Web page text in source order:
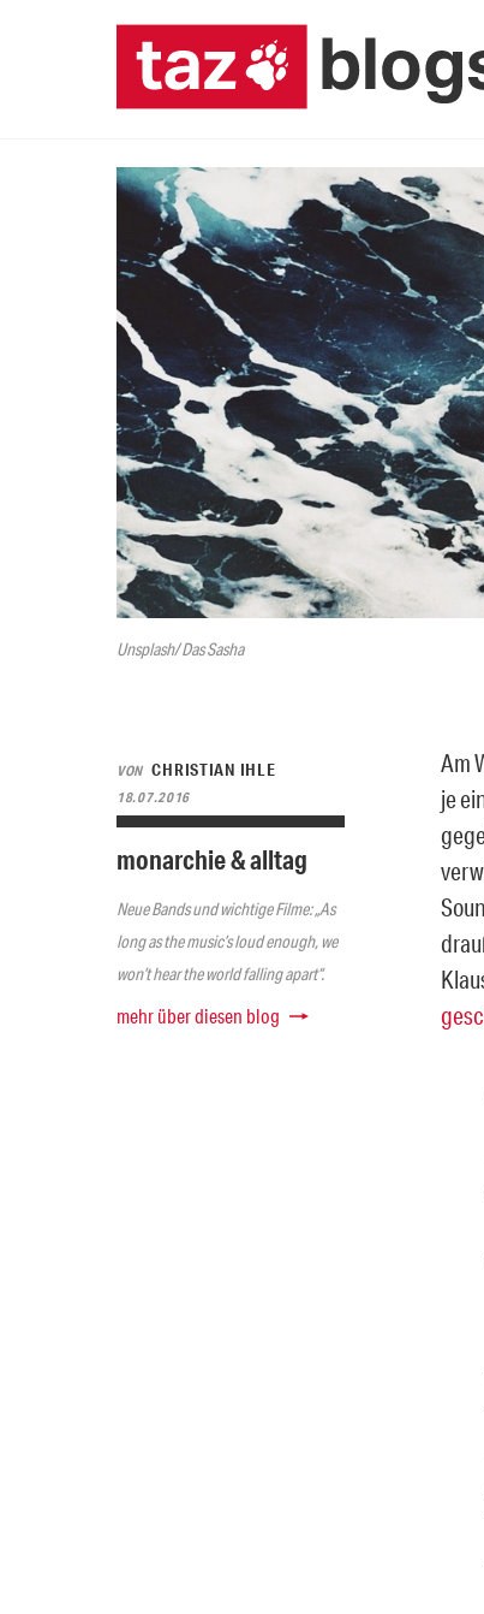
Unsplash/ Das Sasha
VON CHRISTIAN IHLE
18.07.2016
monarchie & alltag
Neue Bands und wichtige Filme: „As
long as the music’s loud enough, we
won’t hear the world falling apart“.
mehr über diesen blog
Am
je